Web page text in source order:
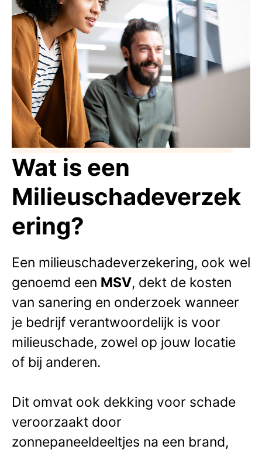
Wat is een
Milieuschadeverzek
ering?
Een milieuschadeverzekering, ook wel
genoemd een MSV, dekt de kosten
van sanering en onderzoek wanneer
je bedrijf verantwoordelijk is voor
milieuschade, zowel op jouw locatie
of bij anderen.
Dit omvat ook dekking voor schade
veroorzaakt door
zonnepaneeldeeltjes na een brand,